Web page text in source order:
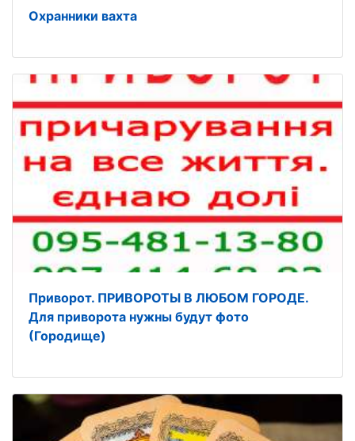
Охранники вахта
Приворот. ПРИВОРОТЫ В ЛЮБОМ ГОРОДЕ.
Для приворота нужны будут фото
(Городище)